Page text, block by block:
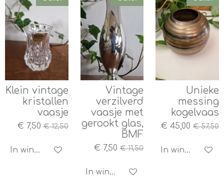
Klein vintage
kristallen
vaasje
€ 7,50 € 12,50
In winkelwagen
Vintage
verzilverd
vaasje met
gerookt glas,
BMF
€ 7,50 € 11,50
In winkelwagen
Unieke
messing
kogelvaas
€ 45,00 € 57,50
In winkelwagen